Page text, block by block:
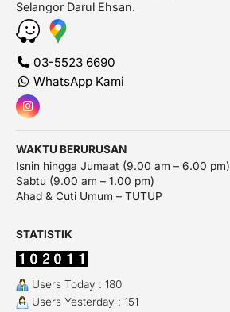
Selangor Darul Ehsan.
03-5523 6690
WhatsApp Kami
WAKTU BERURUSAN
Isnin hingga Jumaat (9.00 am – 6.00 pm)
Sabtu (9.00 am – 1.00 pm)
Ahad & Cuti Umum – TUTUP
STATISTIK
Users Today : 180
Users Yesterday : 151